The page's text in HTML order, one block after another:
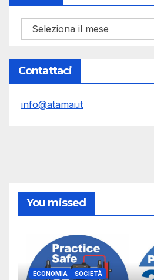
Archivi
Contattaci
info@atamai.it
You missed
ECONOMIA SOCIETÀ